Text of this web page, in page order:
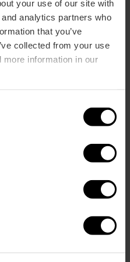
your use of our site with
analytics partners who
that you’ve
collected from your use
information in our
28